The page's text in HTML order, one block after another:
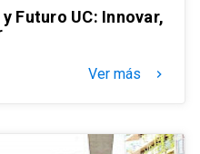
Futuro UC: Innovar,
Ver más keyboard_arrow_right